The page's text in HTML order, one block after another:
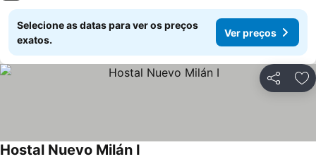
Selecione as datas para ver os preços
exatos.
Ver preços
Partilhar
Hostal Nuevo Milán I